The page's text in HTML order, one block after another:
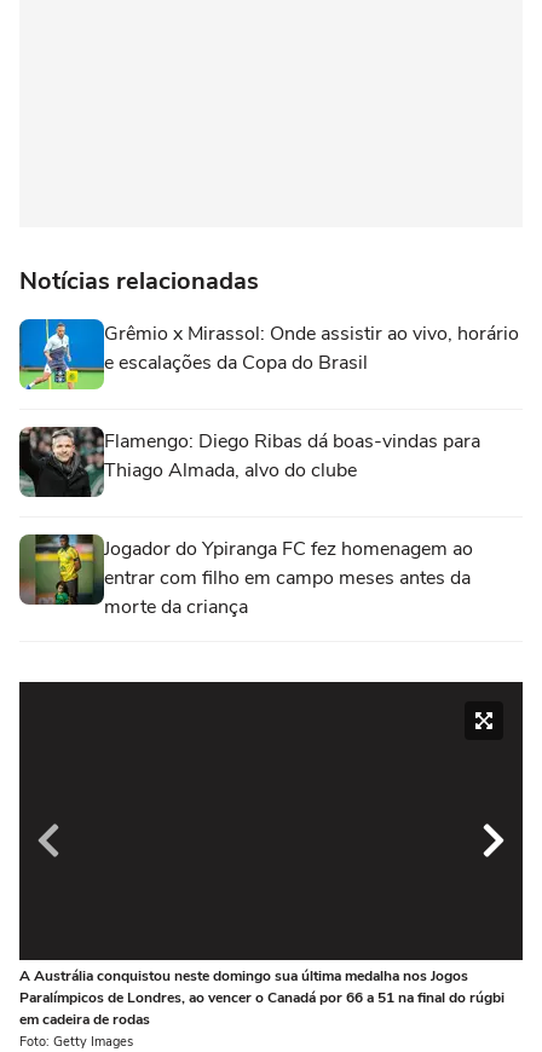
Notícias relacionadas
Grêmio x Mirassol: Onde assistir ao vivo, horário
e escalações da Copa do Brasil
Flamengo: Diego Ribas dá boas-vindas para
Thiago Almada, alvo do clube
Jogador do Ypiranga FC fez homenagem ao
entrar com filho em campo meses antes da
morte da criança
A Austrália conquistou neste domingo sua última medalha nos Jogos
Paralímpicos de Londres, ao vencer o Canadá por 66 a 51 na final do rúgbi
em cadeira de rodas
Foto: Getty Images